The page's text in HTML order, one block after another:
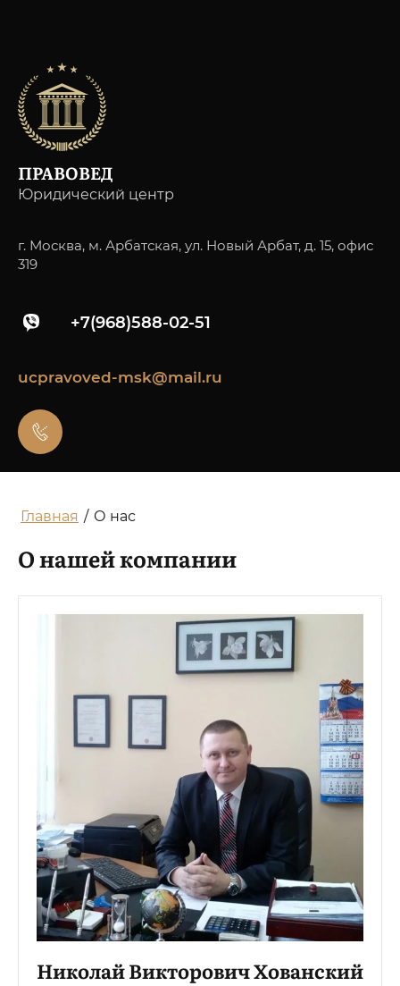
ПРАВОВЕД
Юридический центр
г. Москва, м. Арбатская, ул. Новый Арбат, д. 15, офис
319
+7(968)588-02-51
ucpravoved-msk@mail.ru
Главная / О нас
О нашей компании
Николай Викторович Хованский